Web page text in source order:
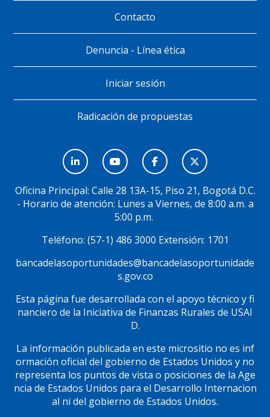
Contacto
Denuncia - Línea ética
Iniciar sesión
Radicación de propuestas
Social
Oficina Principal: Calle 28 13A-15, Piso 21, Bogotá D.C.
- Horario de atención: Lunes a Viernes, de 8:00 a.m. a
5:00 p.m.
Teléfono: (57-1) 486 3000 Extensión: 1701
bancadelasoportunidades@bancadelasoportunidade
s.gov.co
Esta página fue desarrollada con el apoyo técnico y fi
nanciero de la Iniciativa de Finanzas Rurales de USAI
D.
La información publicada en este micrositio no es inf
ormación oficial del gobierno de Estados Unidos y no
representa los puntos de vista o posiciones de la Age
ncia de Estados Unidos para el Desarrollo Internacion
al ni del gobierno de Estados Unidos.